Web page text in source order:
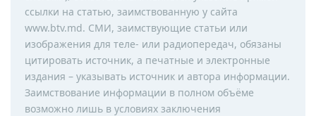
ссылки на статью, заимствованную у сайта
www.btv.md. СМИ, заимствующие статьи или
изображения для теле- или радиопередач, обязаны
цитировать источник, а печатные и электронные
издания – указывать источник и автора информации.
Заимствование информации в полном объёме
возможно лишь в условиях заключения